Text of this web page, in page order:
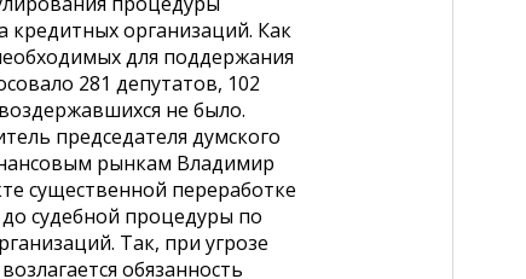
кредитных организаций. Как
для поддержания
281 депутатов, 102
не было.
председателя думского
рынкам Владимир
существенной переработке
судебной процедуры по
Так, при угрозе
обязанность